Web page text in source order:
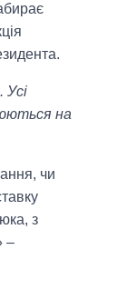
на
чи
з
–